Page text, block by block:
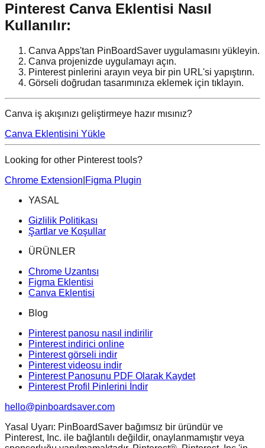
Pinterest Canva Eklentisi Nasıl
Kullanılır:
Canva Apps'tan PinBoardSaver uygulamasını yükleyin.
Canva projenizde uygulamayı açın.
Pinterest pinlerini arayın veya bir pin URL'si yapıştırın.
Görseli doğrudan tasarımınıza eklemek için tıklayın.
Canva iş akışınızı geliştirmeye hazır mısınız?
Canva Eklentisini Yükle
Looking for other Pinterest tools?
Chrome Extension Figma Plugin
YASAL
Gizlilik Politikası
Şartlar ve Koşullar
ÜRÜNLER
Chrome Uzantısı
Figma Eklentisi
Canva Eklentisi
Blog
Pinterest panosu nasıl indirilir
Pinterest indirici online
Pinterest görseli indir
Pinterest videosu indir
Pinterest Panosunu PDF Olarak Kaydet
Pinterest Profil Pinlerini İndir
hello@pinboardsaver.com
Yasal Uyarı: PinBoardSaver bağımsız bir üründür ve
Pinterest, Inc. ile bağlantılı değildir, onaylanmamıştır veya